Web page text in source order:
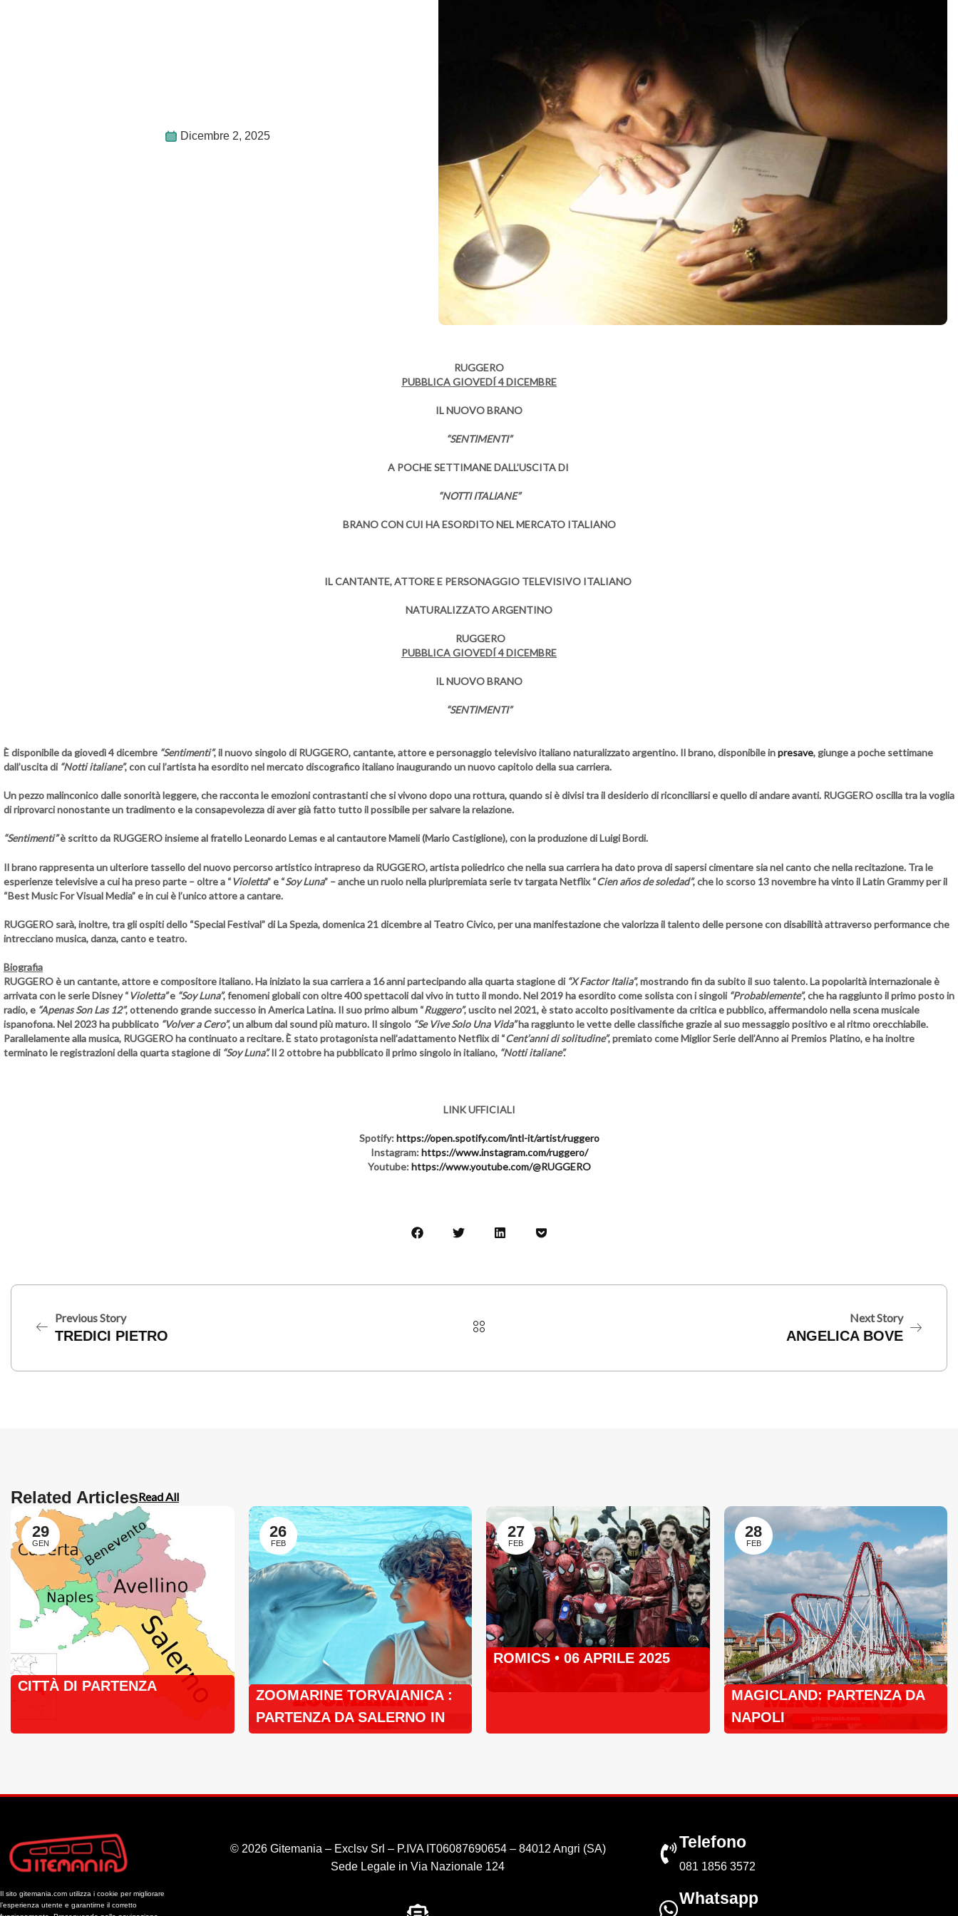
Dicembre 2, 2025
RUGGERO
PUBBLICA GIOVEDÍ 4 DICEMBRE
IL NUOVO BRANO
“SENTIMENTI”
A POCHE SETTIMANE DALL’USCITA DI
“NOTTI ITALIANE”
BRANO CON CUI HA ESORDITO NEL MERCATO ITALIANO
IL CANTANTE, ATTORE E PERSONAGGIO TELEVISIVO ITALIANO
NATURALIZZATO ARGENTINO
RUGGERO
PUBBLICA GIOVEDÍ 4 DICEMBRE
IL NUOVO BRANO
“SENTIMENTI”
È disponibile dagiovedì 4 dicembre “Sentimenti”, il nuovo singolo di RUGGERO, cantante, attore e personaggio televisivo italiano naturalizzato argentino. Il brano, disponibile inpresave, giunge a poche settimane
dall’uscita di “Notti italiane”, con cui l’artista ha esordito nel mercato discografico italiano inaugurando un nuovo capitolo della sua carriera.
Un pezzo malinconico dalle sonorità leggere, che racconta le emozioni contrastanti che si vivono dopo una rottura, quando si è divisi tra il desiderio di riconciliarsi e quello di andare avanti. RUGGEROoscilla tra la voglia
di riprovarci nonostante un tradimento e la consapevolezza di aver già fatto tutto il possibile per salvare la relazione.
“Sentimenti”è scritto da RUGGEROinsieme al fratello Leonardo Lemase al cantautore Mameli(Mario Castiglione), con la produzione diLuigi Bordi.
Il brano rappresenta un ulteriore tassello del nuovo percorso artistico intrapreso da RUGGERO, artista poliedrico che nella sua carriera ha dato prova di sapersi cimentare sia nel canto che nella recitazione. Tra le
esperienze televisive a cui ha preso parte – oltre a “Violetta” e “Soy Luna” – anche un ruolo nella pluripremiata serie tv targata Netflix “Cien años de soledad”, che lo scorso 13 novembre ha vinto il Latin Grammy per il
“Best Music For Visual Media” e in cui è l’unico attore a cantare.
RUGGERO sarà, inoltre, tra gli ospiti dello “Special Festival”di La Spezia,domenica 21 dicembreal Teatro Civico, per una manifestazione che valorizza il talento delle persone con disabilità attraverso performance che
intrecciano musica, danza, canto e teatro.
Biografia
RUGGERO è un cantante, attore e compositore italiano. Ha iniziato la sua carriera a 16 anni partecipando alla quarta stagione di “X Factor Italia”, mostrando fin da subito il suo talento. La popolarità internazionale è
arrivata con le serie Disney “Violetta”e “Soy Luna”, fenomeni globali con oltre 400 spettacoli dal vivo in tutto il mondo. Nel 2019 ha esordito come solista con i singoli “Probablemente”, che ha raggiunto il primo posto in
radio, e “Apenas Son Las 12”, ottenendo grande successo in America Latina. Il suo primo album “Ruggero”, uscito nel 2021, è stato accolto positivamente da critica e pubblico, affermandolo nella scena musicale
ispanofona. Nel 2023 ha pubblicato “Volver a Cero”, un album dal sound più maturo. Il singolo “Se Vive Solo Una Vida”ha raggiunto le vette delle classifiche grazie al suo messaggio positivo e al ritmo orecchiabile.
Parallelamente alla musica, RUGGERO ha continuato a recitare. È stato protagonista nell’adattamento Netflix di “Cent’anni di solitudine”, premiato come Miglior Serie dell’Anno ai Premios Platino, e ha inoltre
terminato le registrazioni della quarta stagione di “Soy Luna”.Il 2 ottobre ha pubblicato il primo singolo in italiano, “Notti italiane”.
LINK UFFICIALI
Spotify:https://open.spotify.com/intl-it/artist/ruggero
Instagram:https://www.instagram.com/ruggero/
Youtube:https://www.youtube.com/@RUGGERO
Previous Story
TREDICI PIETRO
Next Story
ANGELICA BOVE
Related ArticlesRead All
29
GEN
CITTÀ DI PARTENZA
26
FEB
ZOOMARINE TORVAIANICA :
PARTENZA DA SALERNO IN
27
FEB
ROMICS • 06 APRILE 2025
28
FEB
MAGICLAND: PARTENZA DA
NAPOLI
Il sito gitemania.com utilizza i cookie per migliorare
l’esperienza utente e garantirne il corretto
© 2026 Gitemania – Exclsv Srl – P.IVA IT06087690654 – 84012 Angri (SA)
Sede Legale in Via Nazionale 124
Telefono
081 1856 3572
Whatsapp